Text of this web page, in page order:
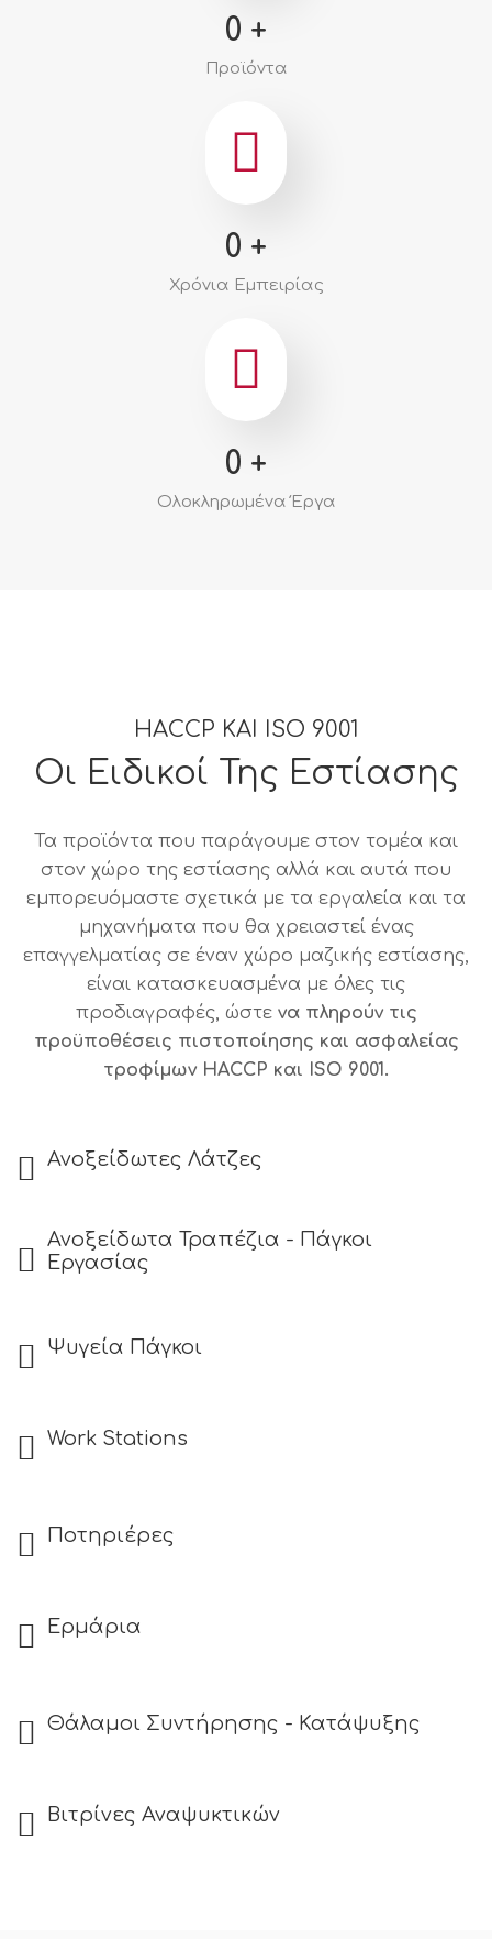
0 +
Προϊόντα
0 +
Χρόνια Εμπειρίας
0 +
Ολοκληρωμένα Έργα
HACCP ΚΑΙ ISO 9001
Οι Ειδικοί Της Εστίασης
Τα προϊόντα που παράγουμε στον τομέα και
στον χώρο της εστίασης αλλά και αυτά που
εμπορευόμαστε σχετικά με τα εργαλεία και τα
μηχανήματα που θα χρειαστεί ένας
επαγγελματίας σε έναν χώρο μαζικής εστίασης,
είναι κατασκευασμένα με όλες τις
προδιαγραφές, ώστε να πληρούν τις
προϋποθέσεις πιστοποίησης και ασφαλείας
τροφίμων HACCP και ISO 9001.
Ανοξείδωτες Λάτζες
Ανοξείδωτα Τραπέζια - Πάγκοι
Εργασίας
Ψυγεία Πάγκοι
Work Stations
Ποτηριέρες
Ερμάρια
Θάλαμοι Συντήρησης - Κατάψυξης
Βιτρίνες Αναψυκτικών